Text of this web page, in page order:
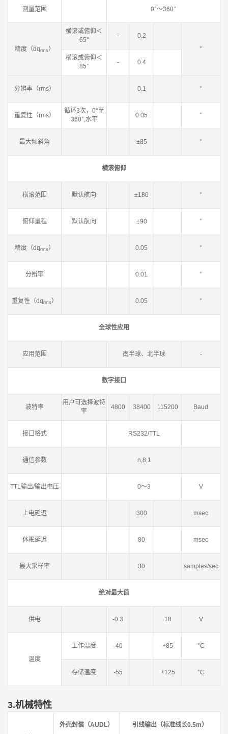
测量范围 0°～360°
精度（dqrms ）
横滚或俯仰＜
65°
-
0.2
°
横滚或俯仰＜
85°
- 0.4
分辨率（rms） 0.1 °
重复性（rms）
循环3次，0°至
360°,水平
0.05 °
最大倾斜角 ±85 °
横滚俯仰
横滚范围 默认航向 ±180 °
俯仰量程 默认航向 ±90 °
精度（dqrms ） 0.05 °
分辨率 0.01 °
重复性（dqrms ） 0.05 °
全球性应用
应用范围 南半球、北半球 -
数字接口
波特率
用户可选择波特
率
4800 38400 115200 Baud
接口格式 RS232/TTL
通信参数 n,8,1
TTL输出/输出电压 0～3 V
上电延迟 300 msec
休眠延迟 80 msec
最大采样率 30 samples/sec
绝对最大值
供电 -0.3 18 V
温度
工作温度 -40 +85 °C
存储温度 -55 +125 °C
3.机械特性
外壳封装（AUDL） 引线输出（标准线长0.5m）